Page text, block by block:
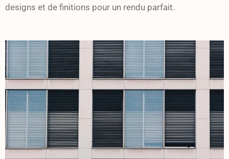
designs et de finitions pour un rendu parfait.